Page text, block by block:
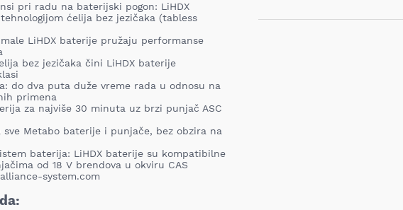
pri radu na baterijski pogon: LiHDX
ćelija bez jezičaka (tabless
LiHDX baterije pružaju performanse
bez jezičaka čini LiHDX baterije
do dva puta duže vreme rada u odnosu na
primena
za najviše 30 minuta uz brzi punjač ASC
sve Metabo baterije i punjače, bez obzira na
baterija: LiHDX baterije su kompatibilne
od 18 V brendova u okviru CAS
system.com